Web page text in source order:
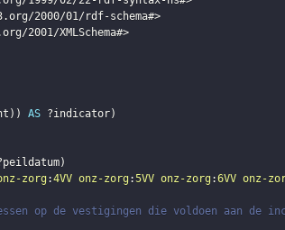
2000/01/rdf-schema#>
2001/XMLSchema#>
) ) AS ?indicator)
)
zorg :4VV onz-zorg :5VV onz-zorg :6VV onz-
op de vestigingen die voldoen aan de